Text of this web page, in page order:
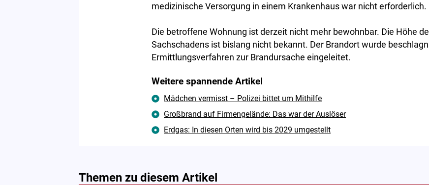
medizinische Versorgung in einem Krankenhaus war nicht erforderlich.
Die betroffene Wohnung ist derzeit nicht mehr bewohnbar. Die Höhe
Sachschadens ist bislang nicht bekannt. Der Brandort wurde
Ermittlungsverfahren zur Brandursache eingeleitet.
Weitere spannende Artikel
Mädchen vermisst – Polizei bittet um Mithilfe
Großbrand auf Firmengelände: Das war der Auslöser
Erdgas: In diesen Orten wird bis 2029 umgestellt
Themen zu diesem Artikel